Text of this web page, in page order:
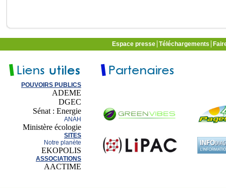
Espace presse Téléchargements
POUVOIRS PUBLICS
ADEME
DGEC
Sénat : Energie
ANAH
Ministère écologie
SITES
Notre planète
EKOPOLIS
ASSOCIATIONS
AACTIME